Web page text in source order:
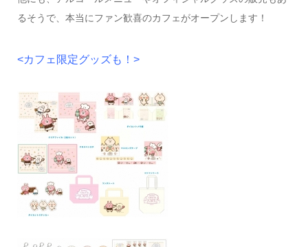
るそうで、本当にファン歓喜のカフェがオープンします！
<カフェ限定グッズも！>